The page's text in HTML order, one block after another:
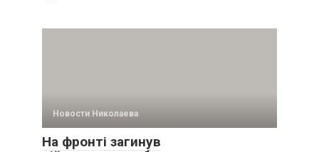
Новости Николаева
На фронті загинув